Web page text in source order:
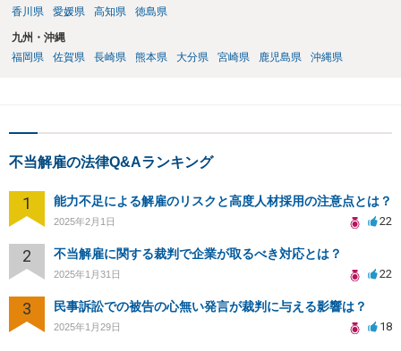
香川県
愛媛県 高知県 徳島県
九州・沖縄
福岡県
佐賀県 長崎県 熊本県 大分県 宮崎県 鹿児島県 沖縄県
不当解雇の法律Q&Aランキング
1 能力不足による解雇のリスクと高度人材採用の注意点とは？
2025年2月1日 22
2 不当解雇に関する裁判で企業が取るべき対応とは？
2025年1月31日 22
3 民事訴訟での被告の心無い発言が裁判に与える影響は？
2025年1月29日 18